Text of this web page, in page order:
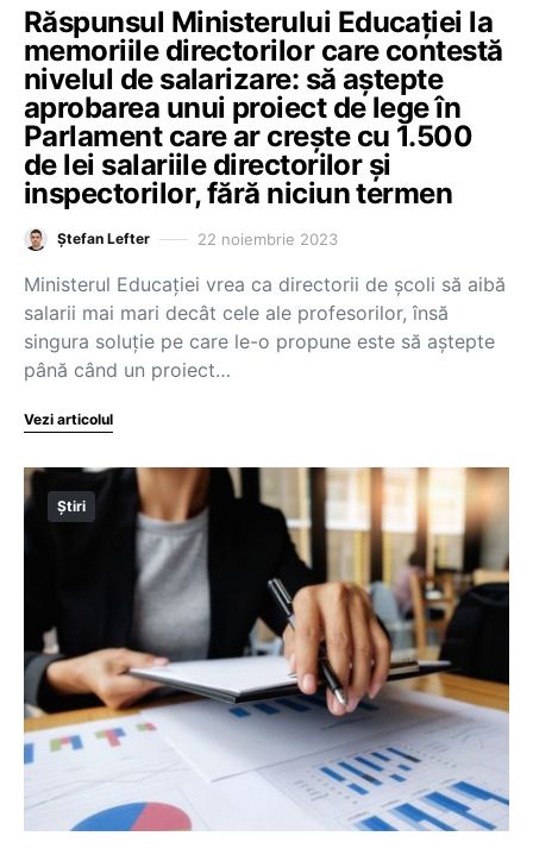
Răspunsul Ministerului Educației la
memoriile directorilor care contestă
nivelul de salarizare: să aștepte
aprobarea unui proiect de lege în
Parlament care ar crește cu 1.500
de lei salariile directorilor și
inspectorilor, fără niciun termen
Ștefan Lefter 22 noiembrie 2023
Ministerul Educației vrea ca directorii de școli să aibă
salarii mai mari decât cele ale profesorilor, însă
singura soluție pe care le-o propune este să aștepte
până când un proiect…
Vezi articolul
Știri